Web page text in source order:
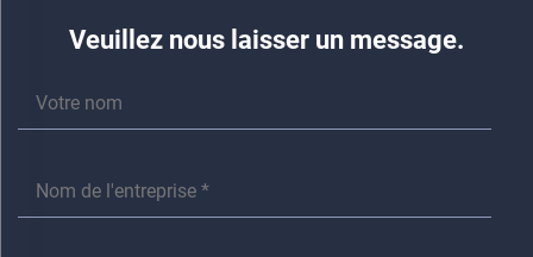
Veuillez nous laisser un message.